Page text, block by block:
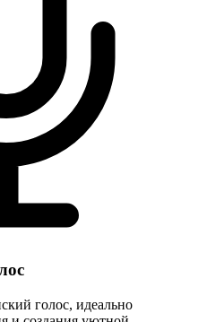
голос, идеально